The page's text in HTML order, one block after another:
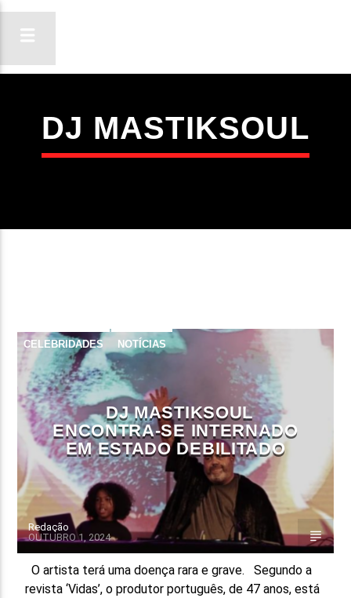
ON FM
LIGA-TE
FAIXA ATUAL
TÍTULO
ARTISTA
ON FM
DJ MASTIKSOUL
CELEBRIDADES NOTÍCIAS
DJ MASTIKSOUL
ENCONTRA-SE INTERNADO
EM ESTADO DEBILITADO
Redação
OUTUBRO 1, 2024
O artista terá uma doença rara e grave. Segundo a
revista ‘Vidas’, o produtor português, de 47 anos, está